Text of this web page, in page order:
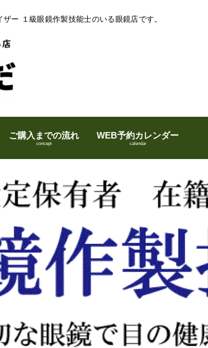
ー １級眼鏡作製技能士のいる眼鏡店です。
ご購入までの流れ
concept
WEB予約カレンダー
calendar